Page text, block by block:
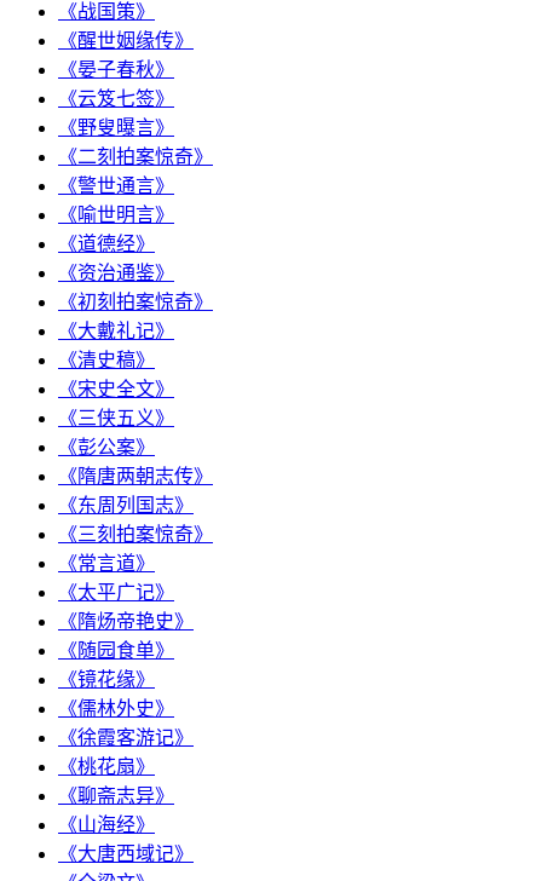
《战国策》
《醒世姻缘传》
《晏子春秋》
《云笈七签》
《野叟曝言》
《二刻拍案惊奇》
《警世通言》
《喻世明言》
《道德经》
《资治通鉴》
《初刻拍案惊奇》
《大戴礼记》
《清史稿》
《宋史全文》
《三侠五义》
《彭公案》
《隋唐两朝志传》
《东周列国志》
《三刻拍案惊奇》
《常言道》
《太平广记》
《隋炀帝艳史》
《随园食单》
《镜花缘》
《儒林外史》
《徐霞客游记》
《桃花扇》
《聊斋志异》
《山海经》
《大唐西域记》